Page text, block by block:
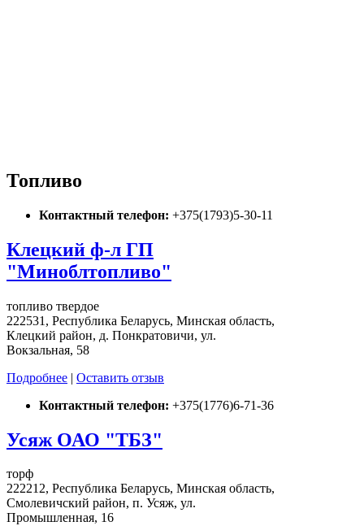
Топливо
Контактный телефон: +375(1793)5-30-11
Клецкий ф-л ГП
"Миноблтопливо"
топливо твердое
222531, Республика Беларусь, Минская область,
Клецкий район, д. Понкратовичи, ул.
Вокзальная, 58
Подробнее | Оставить отзыв
Контактный телефон: +375(1776)6-71-36
Усяж ОАО "ТБЗ"
торф
222212, Республика Беларусь, Минская область,
Смолевичский район, п. Усяж, ул.
Промышленная, 16